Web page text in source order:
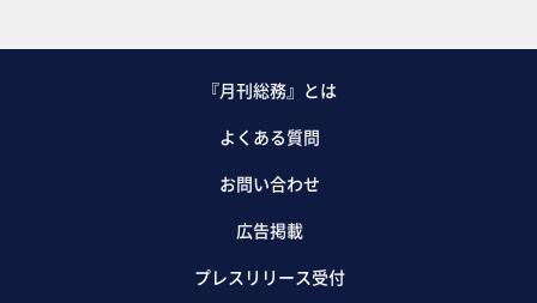
『月刊総務』とは
よくある質問
お問い合わせ
広告掲載
プレスリリース受付